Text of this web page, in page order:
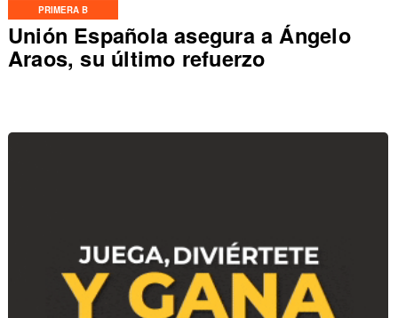
PRIMERA B
Unión Española asegura a Ángelo
Araos, su último refuerzo